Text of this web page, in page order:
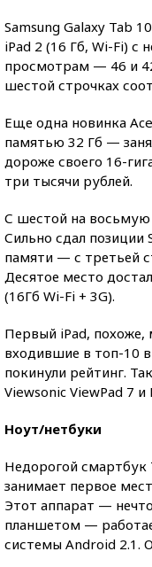
Samsung Galaxy Tab
iPad 2 (16 Гб, Wi-Fi)
просмотрам — 46 и
шестой строчках
Еще одна новинка
памятью 32 Гб —
дороже своего 16-
три тысячи рублей.
С шестой на восьмую
Сильно сдал позиции
памяти — с третьей
Десятое место
(16Гб Wi-Fi + 3G).
Первый iPad,
входившие в топ-10
покинули рейтинг.
Viewsonic ViewPad 7 и
Ноут/нетбуки
Недорогой смартбук
занимает первое
Этот аппарат —
планшетом —
системы Android 2.1.